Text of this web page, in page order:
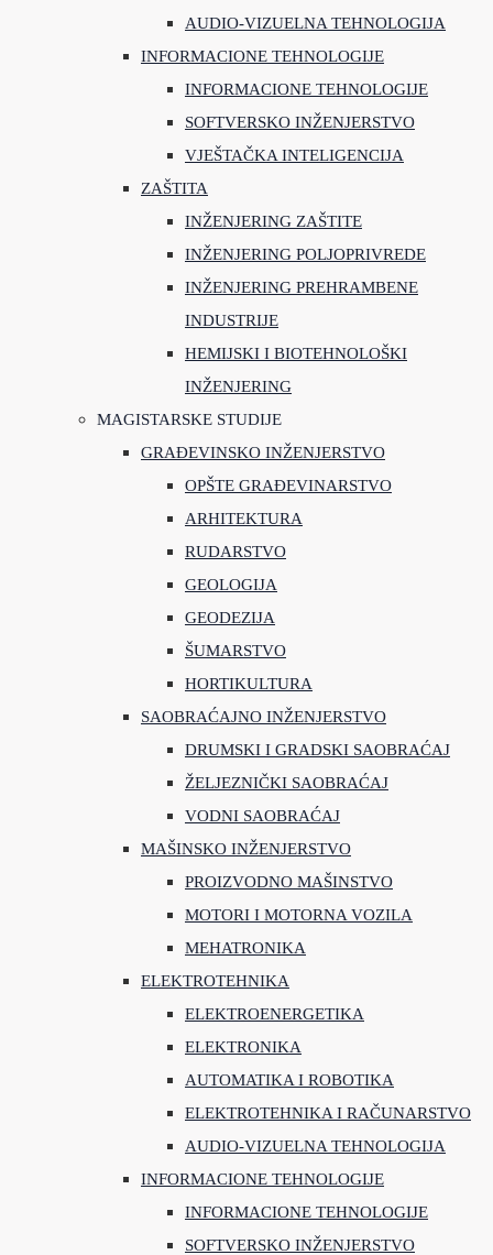
AUDIO-VIZUELNA TEHNOLOGIJA
INFORMACIONE TEHNOLOGIJE
INFORMACIONE TEHNOLOGIJE
SOFTVERSKO INŽENJERSTVO
VJEŠTAČKA INTELIGENCIJA
ZAŠTITA
INŽENJERING ZAŠTITE
INŽENJERING POLJOPRIVREDE
INŽENJERING PREHRAMBENE
INDUSTRIJE
HEMIJSKI I BIOTEHNOLOŠKI
INŽENJERING
MAGISTARSKE STUDIJE
GRAĐEVINSKO INŽENJERSTVO
OPŠTE GRAĐEVINARSTVO
ARHITEKTURA
RUDARSTVO
GEOLOGIJA
GEODEZIJA
ŠUMARSTVO
HORTIKULTURA
SAOBRAĆAJNO INŽENJERSTVO
DRUMSKI I GRADSKI SAOBRAĆAJ
ŽELJEZNIČKI SAOBRAĆAJ
VODNI SAOBRAĆAJ
MAŠINSKO INŽENJERSTVO
PROIZVODNO MAŠINSTVO
MOTORI I MOTORNA VOZILA
MEHATRONIKA
ELEKTROTEHNIKA
ELEKTROENERGETIKA
ELEKTRONIKA
AUTOMATIKA I ROBOTIKA
ELEKTROTEHNIKA I RAČUNARSTVO
AUDIO-VIZUELNA TEHNOLOGIJA
INFORMACIONE TEHNOLOGIJE
INFORMACIONE TEHNOLOGIJE
SOFTVERSKO INŽENJERSTVO